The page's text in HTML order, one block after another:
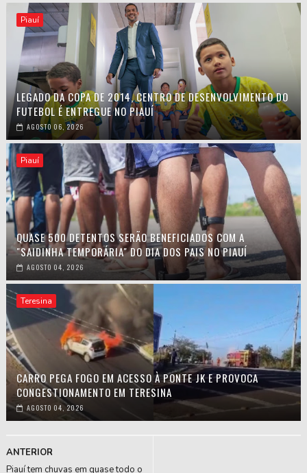
Piauí
LEGADO DA COPA DE 2014, CENTRO DE DESENVOLVIMENTO DO
FUTEBOL É ENTREGUE NO PIAUÍ
AGOSTO 06, 2026
Piauí
QUASE 500 DETENTOS SERÃO BENEFICIADOS COM A
"SAIDINHA TEMPORÁRIA" DO DIA DOS PAIS NO PIAUÍ
AGOSTO 04, 2026
Teresina
CARRO PEGA FOGO EM ACESSO À PONTE JK E PROVOCA
CONGESTIONAMENTO EM TERESINA
AGOSTO 04, 2026
ANTERIOR
Piauí tem chuvas em quase todo o